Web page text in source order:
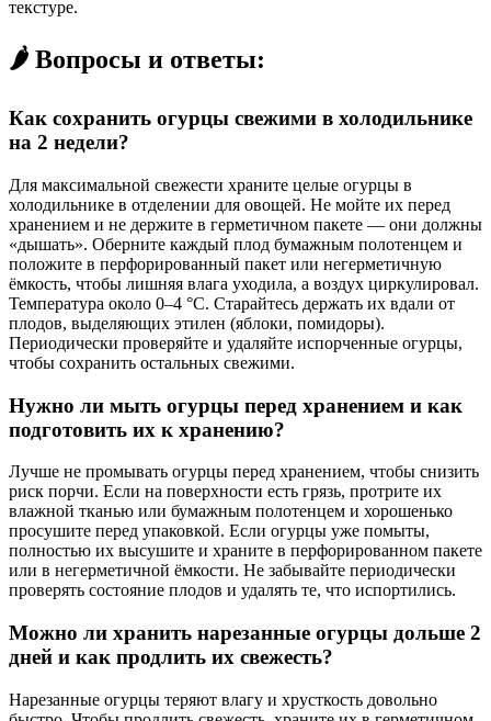
текстуре.
🌶️ Вопросы и ответы:
Как сохранить огурцы свежими в холодильнике
на 2 недели?
Для максимальной свежести храните целые огурцы в
холодильнике в отделении для овощей. Не мойте их перед
хранением и не держите в герметичном пакете — они должны
«дышать». Оберните каждый плод бумажным полотенцем и
положите в перфорированный пакет или негерметичную
ёмкость, чтобы лишняя влага уходила, а воздух циркулировал.
Температура около 0–4 °C. Старайтесь держать их вдали от
плодов, выделяющих этилен (яблоки, помидоры).
Периодически проверяйте и удаляйте испорченные огурцы,
чтобы сохранить остальных свежими.
Нужно ли мыть огурцы перед хранением и как
подготовить их к хранению?
Лучше не промывать огурцы перед хранением, чтобы снизить
риск порчи. Если на поверхности есть грязь, протрите их
влажной тканью или бумажным полотенцем и хорошенько
просушите перед упаковкой. Если огурцы уже помыты,
полностью их высушите и храните в перфорированном пакете
или в негерметичной ёмкости. Не забывайте периодически
проверять состояние плодов и удалять те, что испортились.
Можно ли хранить нарезанные огурцы дольше 2
дней и как продлить их свежесть?
Нарезанные огурцы теряют влагу и хрусткость довольно